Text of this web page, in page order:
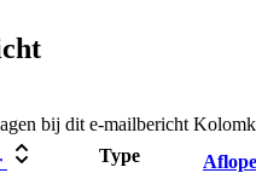
bij dit e-mailbericht
Type